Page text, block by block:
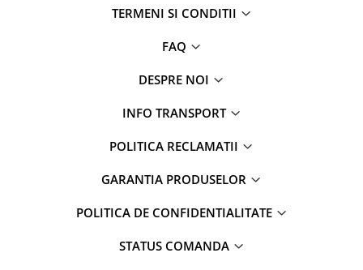
TERMENI SI CONDITII
FAQ
DESPRE NOI
INFO TRANSPORT
POLITICA RECLAMATII
GARANTIA PRODUSELOR
POLITICA DE CONFIDENTIALITATE
STATUS COMANDA